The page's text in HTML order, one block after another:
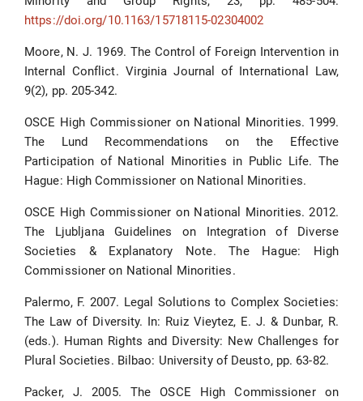
https://doi.org/10.1163/15718115-02304002
Moore, N. J. 1969. The Control of Foreign Intervention in
Internal Conflict. Virginia Journal of International Law,
9(2), pp. 205-342.
OSCE High Commissioner on National Minorities. 1999.
The Lund Recommendations on the Effective
Participation of National Minorities in Public Life. The
Hague: High Commissioner on National Minorities.
OSCE High Commissioner on National Minorities. 2012.
The Ljubljana Guidelines on Integration of Diverse
Societies & Explanatory Note. The Hague: High
Commissioner on National Minorities.
Palermo, F. 2007. Legal Solutions to Complex Societies:
The Law of Diversity. In: Ruiz Vieytez, E. J. & Dunbar, R.
(eds.). Human Rights and Diversity: New Challenges for
Plural Societies. Bilbao: University of Deusto, pp. 63-82.
Packer, J. 2005. The OSCE High Commissioner on